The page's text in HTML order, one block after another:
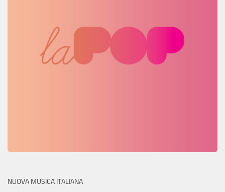
NUOVA MUSICA ITALIANA